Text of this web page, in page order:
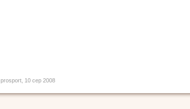
prosport 10 сер 2008